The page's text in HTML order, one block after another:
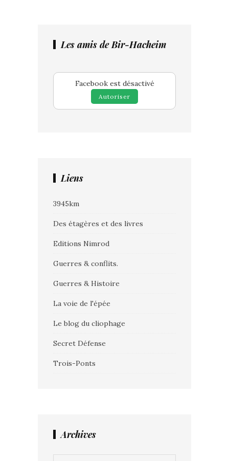
Les amis de Bir-Hacheim
Facebook est désactivé
Autoriser
Liens
3945km
Des étagères et des livres
Editions Nimrod
Guerres & conflits.
Guerres & Histoire
La voie de l'épée
Le blog du cliophage
Secret Défense
Trois-Ponts
Archives